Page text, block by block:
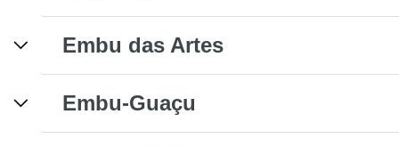
Embu das Artes
Embu-Guaçu